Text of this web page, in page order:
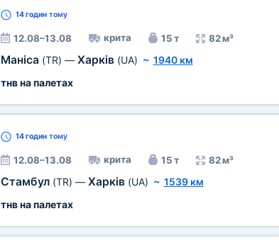
14 годинтому
12.08–13.08 крита 15 т 82 м³
Маніса (TR) — Харків (UA) ~ 1940 км
тнв на палетах
14 годинтому
12.08–13.08 крита 15 т 82 м³
Стамбул (TR) — Харків (UA) ~ 1539 км
тнв на палетах